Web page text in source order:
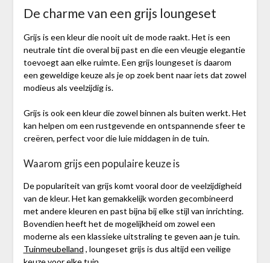
De charme van een grijs loungeset
Grijs is een kleur die nooit uit de mode raakt. Het is een
neutrale tint die overal bij past en die een vleugje elegantie
toevoegt aan elke ruimte. Een grijs loungeset is daarom
een geweldige keuze als je op zoek bent naar iets dat zowel
modieus als veelzijdig is.
Grijs is ook een kleur die zowel binnen als buiten werkt. Het
kan helpen om een rustgevende en ontspannende sfeer te
creëren, perfect voor die luie middagen in de tuin.
Waarom grijs een populaire keuze is
De populariteit van grijs komt vooral door de veelzijdigheid
van de kleur. Het kan gemakkelijk worden gecombineerd
met andere kleuren en past bijna bij elke stijl van inrichting.
Bovendien heeft het de mogelijkheid om zowel een
moderne als een klassieke uitstraling te geven aan je tuin.
Tuinmeubelland , loungeset grijs is dus altijd een veilige